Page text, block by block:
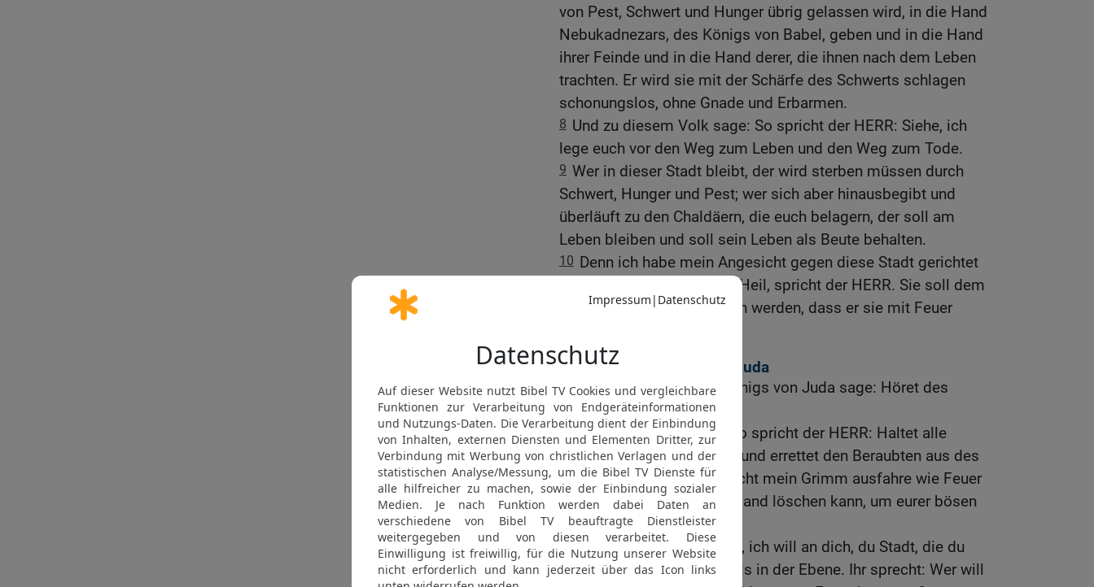
von Pest, Schwert und Hunger übrig gelassen wird, in die Hand
Nebukadnezars, des Königs von Babel, geben und in die Hand
ihrer Feinde und in die Hand derer, die ihnen nach dem Leben
trachten. Er wird sie mit der Schärfe des Schwerts schlagen
schonungslos, ohne Gnade und Erbarmen.
8 Und zu diesem Volk sage: So spricht der HERR: Siehe, ich
lege euch vor den Weg zum Leben und den Weg zum Tode.
9 Wer in dieser Stadt bleibt, der wird sterben müssen durch
Schwert, Hunger und Pest; wer sich aber hinausbegibt und
überläuft zu den Chaldäern, die euch belagern, der soll am
Leben bleiben und soll sein Leben als Beute behalten.
10 Denn ich habe mein Angesicht gegen diese Stadt gerichtet
zum Unheil und nicht zum Heil, spricht der HERR. Sie soll dem
König von Babel übergeben werden, dass er sie mit Feuer
Worte an die Könige von Juda
11 Und zum Hause des Königs von Juda sage: Höret des
HERRN Wort,
12 ihr vom Hause David! So spricht der HERR: Haltet alle
Morgen gerechtes Gericht und errettet den Beraubten aus des
Frevlers Hand, auf dass nicht mein Grimm ausfahre wie Feuer
und brenne, ohne dass jemand löschen kann, um eurer bösen
Taten willen.
13 Siehe, spricht der HERR, ich will an dich, du Stadt, die du
wohnst im Talgrund, du Fels in der Ebene. Ihr sprecht: Wer will